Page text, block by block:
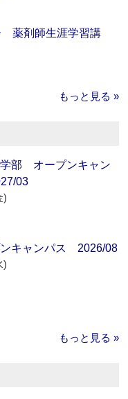
薬剤師生涯学習講
もっと見る »
学部 オープンキャン
03
)
キャンパス 2026/08
)
もっと見る »